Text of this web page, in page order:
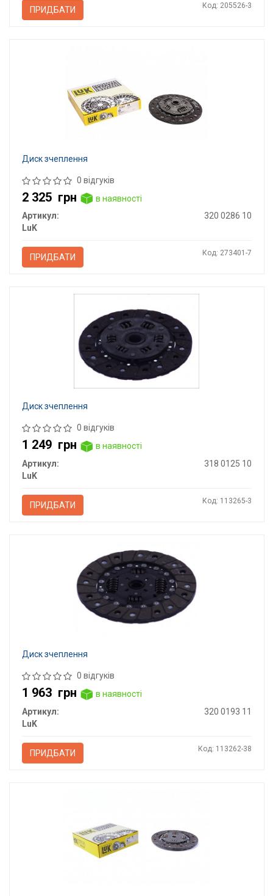
ПРИДБАТИ Код: 205526-3
Диск зчеплення
0 відгуків
2 325 грн
в наявності
Артикул:
320 0286 10
LuK
ПРИДБАТИ Код: 273401-7
Диск зчеплення
0 відгуків
1 249 грн
в наявності
Артикул:
318 0125 10
LuK
ПРИДБАТИ Код: 113265-3
Диск зчеплення
0 відгуків
1 963 грн
в наявності
Артикул:
320 0193 11
LuK
ПРИДБАТИ Код: 113262-38